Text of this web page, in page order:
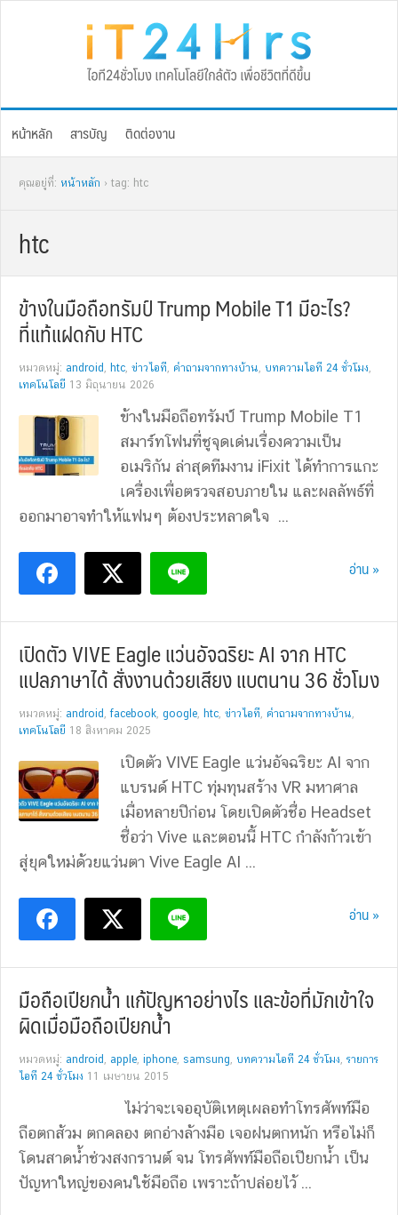
หน้าหลัก สารบัญ ติดต่องาน
คุณอยู่ที่: หน้าหลัก › tag: htc
htc
ข้างในมือถือทรัมป์ Trump Mobile T1 มีอะไร?
ที่แท้แฝดกับ HTC
หมวดหมู่: android , htc, ข่าวไอที, คำถามจากทางบ้าน, บทความไอที 24 ชั่วโมง,
เทคโนโลยี 13 มิถุนายน 2026
ข้างในมือถือทรัมป์ Trump Mobile T1
สมาร์ทโฟนที่ชูจุดเด่นเรื่องความเป็น
อเมริกัน ล่าสุดทีมงาน iFixit ได้ทำการแกะ
เครื่องเพื่อตรวจสอบภายใน และผลลัพธ์ที่
ออกมาอาจทำให้แฟนๆ ต้องประหลาดใจ ...
อ่าน »
เปิดตัว VIVE Eagle แว่นอัจฉริยะ AI จาก HTC
แปลภาษาได้ สั่งงานด้วยเสียง แบตนาน 36 ชั่วโมง
หมวดหมู่: android ,facebook, google, htc, ข่าวไอที, คำถามจากทางบ้าน,
เทคโนโลยี 18 สิงหาคม 2025
เปิดตัว VIVE Eagle แว่นอัจฉริยะ AI จาก
แบรนด์ HTC ทุ่มทุนสร้าง VR มหาศาล
เมื่อหลายปีก่อน โดยเปิดตัวชื่อ Headset
ชื่อว่า Vive และตอนนี้ HTC กำลังก้าวเข้า
สู่ยุคใหม่ด้วยแว่นตา Vive Eagle AI ...
อ่าน »
มือถือเปียกน้ำ แก้ปัญหาอย่างไร และข้อที่มักเข้าใจ
ผิดเมื่อมือถือเปียกน้ำ
หมวดหมู่: android , apple, iphone, samsung, บทความไอที 24 ชั่วโมง, รายการ
ไอที 24 ชั่วโมง 11 เมษายน 2015
ไม่ว่าจะเจออุบัติเหตุเผลอทำโทรศัพท์มือ
ถือตกส้วม ตกคลอง ตกอ่างล้างมือ เจอฝนตกหนัก หรือไม่ก็
โดนสาดน้ำช่วงสงกรานต์ จน โทรศัพท์มือถือเปียกน้ำ เป็น
ปัญหาใหญ่ของคนใช้มือถือ เพราะถ้าปล่อยไว้ ...